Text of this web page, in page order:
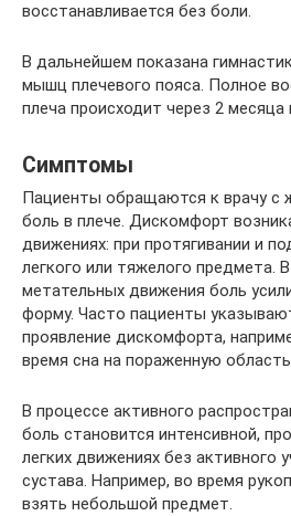
восстанавливается без боли.
В дальнейшем показана
мышц плечевого пояса. Полное
плеча происходит через 2 месяца
Симптомы
Пациенты обращаются к врачу с
боль в плече. Дискомфорт
движениях: при протягивании и
легкого или тяжелого предмета.
метательных движения боль
форму. Часто пациенты
проявление дискомфорта,
время сна на пораженную
В процессе активного
боль становится интенсивной,
легких движениях без активного
сустава. Например, во время
взять небольшой предмет.